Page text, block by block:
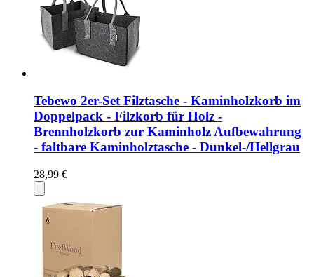
Tebewo 2er-Set Filztasche - Kaminholzkorb im
Doppelpack - Filzkorb für Holz -
Brennholzkorb zur Kaminholz Aufbewahrung
- faltbare Kaminholztasche - Dunkel-/Hellgrau
28,99 €